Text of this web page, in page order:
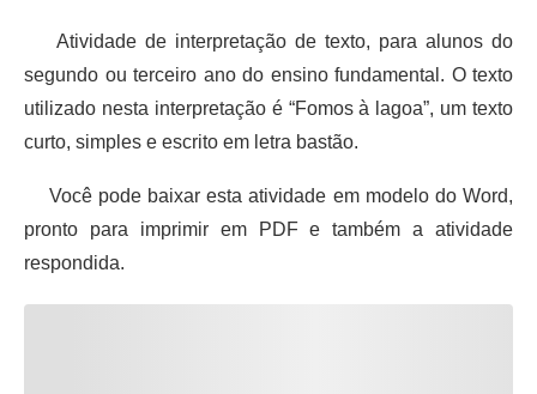
Atividade de interpretação de texto, para alunos do
segundo ou terceiro ano do ensino fundamental. O texto
utilizado nesta interpretação é “Fomos à lagoa”, um texto
curto, simples e escrito em letra bastão.
Você pode baixar esta atividade em modelo do Word,
pronto para imprimir em PDF e também a atividade
respondida.